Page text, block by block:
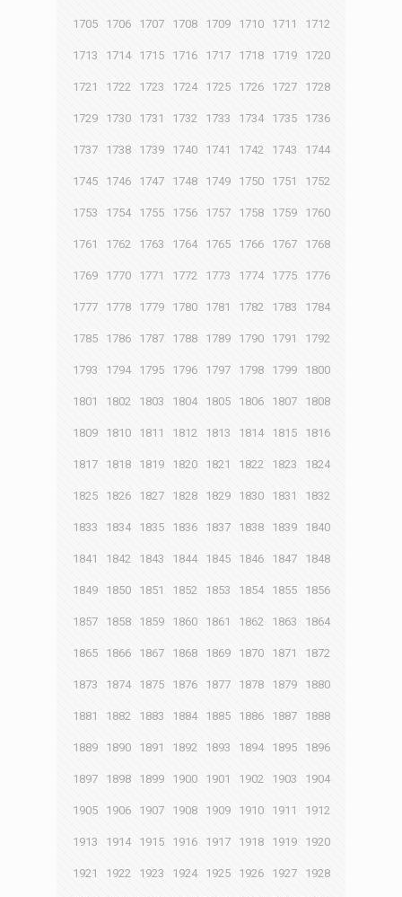
1705 1706 1707 1708 1709 1710 1711 1712
1713 1714 1715 1716 1717 1718 1719 1720
1721 1722 1723 1724 1725 1726 1727 1728
1729 1730 1731 1732 1733 1734 1735 1736
1737 1738 1739 1740 1741 1742 1743 1744
1745 1746 1747 1748 1749 1750 1751 1752
1753 1754 1755 1756 1757 1758 1759 1760
1761 1762 1763 1764 1765 1766 1767 1768
1769 1770 1771 1772 1773 1774 1775 1776
1777 1778 1779 1780 1781 1782 1783 1784
1785 1786 1787 1788 1789 1790 1791 1792
1793 1794 1795 1796 1797 1798 1799 1800
1801 1802 1803 1804 1805 1806 1807 1808
1809 1810 1811 1812 1813 1814 1815 1816
1817 1818 1819 1820 1821 1822 1823 1824
1825 1826 1827 1828 1829 1830 1831 1832
1833 1834 1835 1836 1837 1838 1839 1840
1841 1842 1843 1844 1845 1846 1847 1848
1849 1850 1851 1852 1853 1854 1855 1856
1857 1858 1859 1860 1861 1862 1863 1864
1865 1866 1867 1868 1869 1870 1871 1872
1873 1874 1875 1876 1877 1878 1879 1880
1881 1882 1883 1884 1885 1886 1887 1888
1889 1890 1891 1892 1893 1894 1895 1896
1897 1898 1899 1900 1901 1902 1903 1904
1905 1906 1907 1908 1909 1910 1911 1912
1913 1914 1915 1916 1917 1918 1919 1920
1921 1922 1923 1924 1925 1926 1927 1928